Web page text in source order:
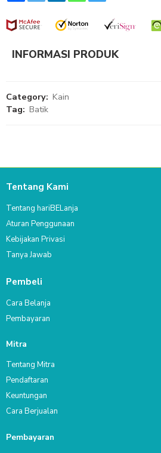
INFORMASI PRODUK
Category: Kain
Tag: Batik
Tentang Kami
Tentang hariBELanja
Aturan Penggunaan
Kebijakan Privasi
Tanya Jawab
Pembeli
Cara Belanja
Pembayaran
Mitra
Tentang Mitra
Pendaftaran
Keuntungan
Cara Berjualan
Pembayaran